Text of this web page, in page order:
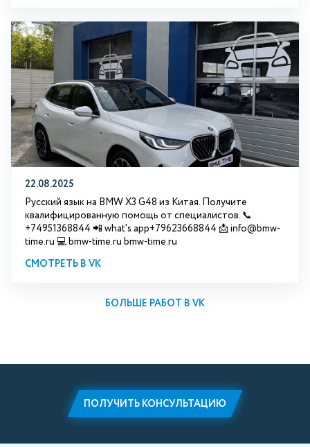
22.08.2025
Русский язык на BMW X3 G48 из Китая. Получите
квалифицированную помощь от специалистов. 📞
+74951368844 📲 what's app+79623668844 📩 info@bmw-
time.ru 💻 bmw-time.ru bmw-time.ru
СМОТРЕТЬ В VK
БОЛЬШЕ РАБОТ В VK
ПОЛУЧИТЬ КОНСУЛЬТАЦИЮ